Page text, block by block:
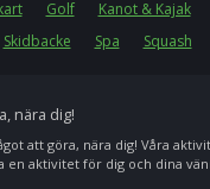
Golf Kanot & Kajak
Skidbacke Spa Squash
nära dig!
att göra, nära dig! Våra
en aktivitet för dig och dina